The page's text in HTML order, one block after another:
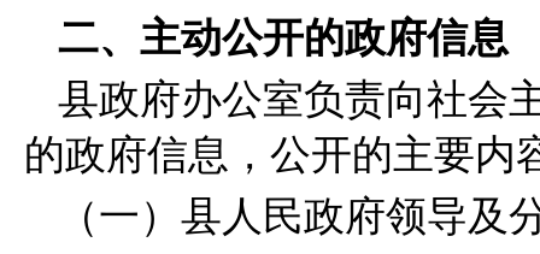
二、主动公开的政府信息
县政府办公室负责向社会
的政府信息，公开的主要内
（一）县人民政府领导及